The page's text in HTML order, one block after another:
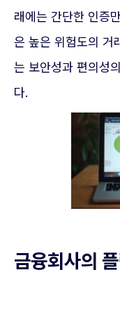
래에는 간단한 인증
은 높은 위험도의 거
는 보안성과 편의성
다.
금융회사의